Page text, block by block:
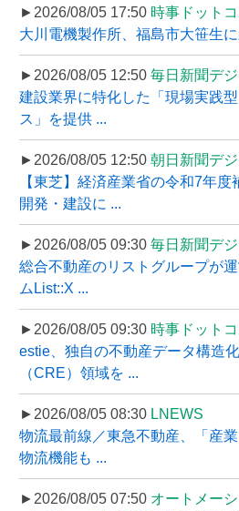
►2026/08/05 17:50 時事ドット
大川電機製作所、福島市大笹生
►2026/08/05 12:50 毎日新聞デ
建設業界に特化した「現場実践
ス」を提供 ...
►2026/08/05 12:50 朝日新聞デ
【東芝】経済産業省の令和7年
開発・建設に ...
►2026/08/05 09:30 毎日新聞デ
総合不動産のリストグループが
ムList::X ...
►2026/08/05 09:30 時事ドット
estie、独自の不動産データ構造
（CRE）領域を ...
►2026/08/05 08:30 LNEWS
物流最前線／東急不動産、「産
物流機能も ...
►2026/08/05 07:50 オートメー